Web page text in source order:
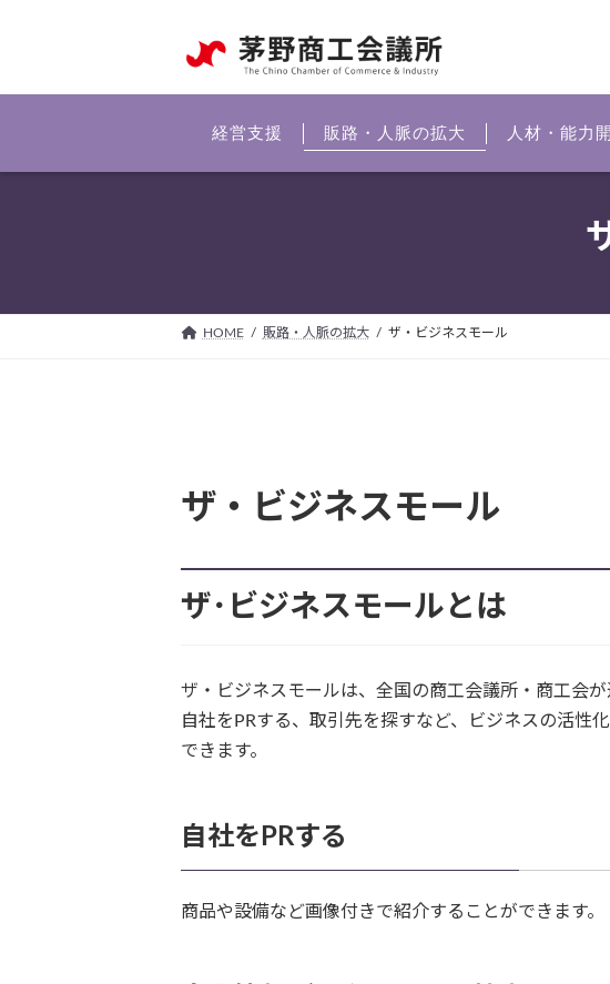
ン
ス
ー
ン
経営支援 販路・人脈の拡大 人材・能力
HOME 販路・人脈の拡大 ザ・ビジネスモール
ザ・ビジネスモール
ザ･ビジネスモールとは
ザ・ビジネスモールは、全国の商工会議所・商工会
自社をPRする、取引先を探すなど、ビジネスの活性
できます。
自社をPRする
商品や設備など画像付きで紹介することができます。